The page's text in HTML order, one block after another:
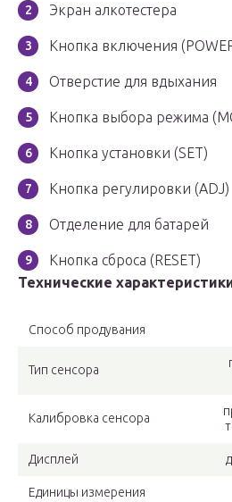
Экран алкотестера
Кнопка включения
Отверстие для вдыхания
Кнопка выбора режима
Кнопка установки (SET)
Кнопка регулировки (ADJ)
Отделение для батарей
Кнопка сброса (RESET)
Технические
Способ продувания
Тип сенсора
Калибровка сенсора
Дисплей
Единицы измерения